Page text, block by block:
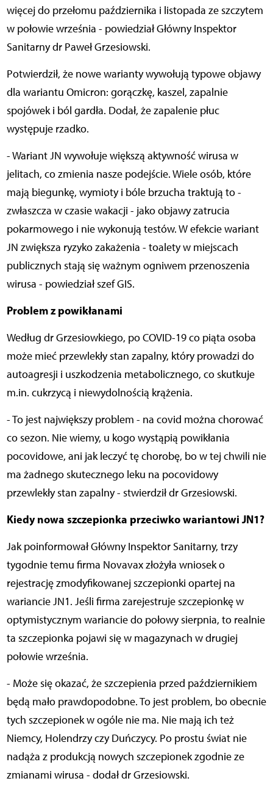
więcej do przełomu października i listopada ze szczytem
w połowie września - powiedział Główny Inspektor
Sanitarny dr Paweł Grzesiowski.
Potwierdził, że nowe warianty wywołują typowe objawy
dla wariantu Omicron: gorączkę, kaszel, zapalnie
spojówek i ból gardła. Dodał, że zapalenie płuc
występuje rzadko.
- Wariant JN wywołuje większą aktywność wirusa w
jelitach, co zmienia nasze podejście. Wiele osób, które
mają biegunkę, wymioty i bóle brzucha traktują to -
zwłaszcza w czasie wakacji - jako objawy zatrucia
pokarmowego i nie wykonują testów. W efekcie wariant
JN zwiększa ryzyko zakażenia - toalety w miejscach
publicznych stają się ważnym ogniwem przenoszenia
wirusa - powiedział szef GIS.
Problem z powikłanami
Według dr Grzesiowkiego, po COVID-19 co piąta osoba
może mieć przewlekły stan zapalny, który prowadzi do
autoagresji i uszkodzenia metabolicznego, co skutkuje
m.in. cukrzycą i niewydolnością krążenia.
- To jest największy problem - na covid można chorować
co sezon. Nie wiemy, u kogo wystąpią powikłania
pocovidowe, ani jak leczyć tę chorobę, bo w tej chwili nie
ma żadnego skutecznego leku na pocovidowy
przewlekły stan zapalny - stwierdził dr Grzesiowski.
Kiedy nowa szczepionka przeciwko wariantowi JN1?
Jak poinformował Główny Inspektor Sanitarny, trzy
tygodnie temu firma Novavax złożyła wniosek o
rejestrację zmodyfikowanej szczepionki opartej na
wariancie JN1. Jeśli firma zarejestruje szczepionkę w
optymistycznym wariancie do połowy sierpnia, to realnie
ta szczepionka pojawi się w magazynach w drugiej
połowie września.
- Może się okazać, że szczepienia przed październikiem
będą mało prawdopodobne. To jest problem, bo obecnie
tych szczepionek w ogóle nie ma. Nie mają ich też
Niemcy, Holendrzy czy Duńczycy. Po prostu świat nie
nadąża z produkcją nowych szczepionek zgodnie ze
zmianami wirusa - dodał dr Grzesiowski.